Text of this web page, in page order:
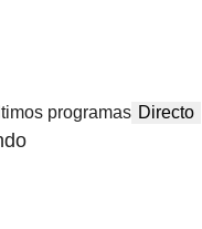
programas Directo